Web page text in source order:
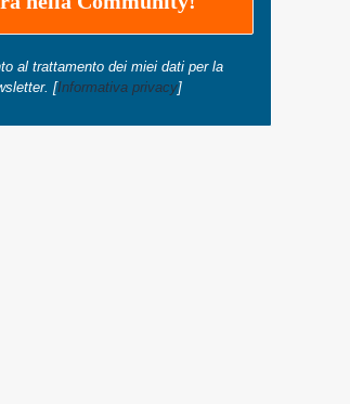
al trattamento dei miei dati per la
[Informativa privacy]